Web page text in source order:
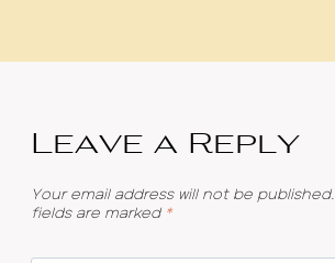
Leave a Reply
Your email address will not be published.
fields are marked *